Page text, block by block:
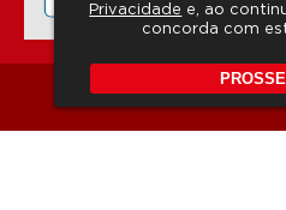
Copyright 2026 © Todos
Privacidade e, ao
concorda com